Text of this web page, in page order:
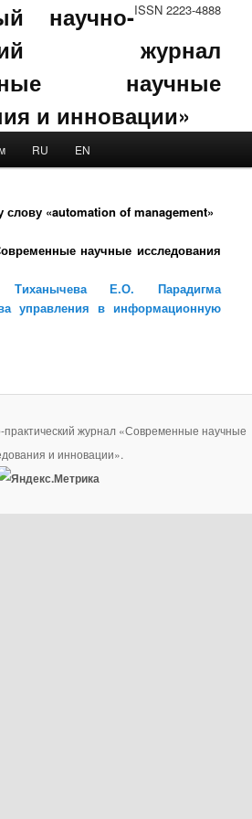
ISSN 2223-4888
научно-
журнал
научные
и инновации»
RU EN
«automation of management»
научные исследования
Е.О. Парадигма
управления в информационную
журнал «Современные научные
и инновации».